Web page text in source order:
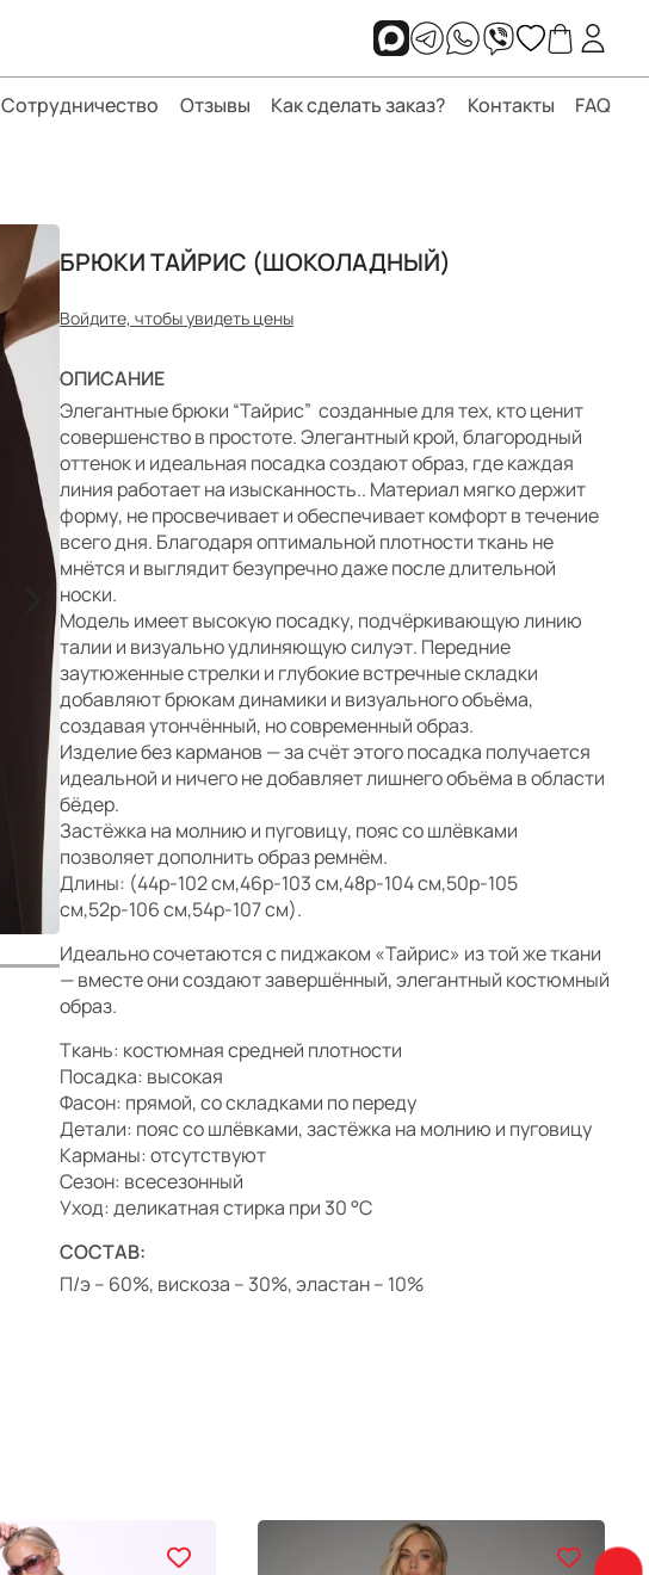
Сотрудничество Отзывы Как сделать заказ? Контакты FAQ
БРЮКИ ТАЙРИС (ШОКОЛАДНЫЙ)
Войдите, чтобы увидеть цены
ОПИСАНИЕ
Элегантные брюки “Тайрис” созданные для тех, кто ценит
совершенство в простоте. Элегантный крой, благородный
оттенок и идеальная посадка создают образ, где каждая
линия работает на изысканность.. Материал мягко держит
форму, не просвечивает и обеспечивает комфорт в течение
всего дня. Благодаря оптимальной плотности ткань не
мнётся и выглядит безупречно даже после длительной
носки.
Модель имеет высокую посадку, подчёркивающую линию
талии и визуально удлиняющую силуэт. Передние
заутюженные стрелки и глубокие встречные складки
добавляют брюкам динамики и визуального объёма,
создавая утончённый, но современный образ.
Изделие без карманов — за счёт этого посадка получается
идеальной и ничего не добавляет лишнего объёма в области
бёдер.
Застёжка на молнию и пуговицу, пояс со шлёвками
позволяет дополнить образ ремнём.
Длины: (44р-102 см,46р-103 см,48р-104 см,50р-105
см,52р-106 см,54р-107 см).
Идеально сочетаются с пиджаком «Тайрис» из той же ткани
— вместе они создают завершённый, элегантный костюмный
образ.
Ткань: костюмная средней плотности
Посадка: высокая
Фасон: прямой, со складками по переду
Детали: пояс со шлёвками, застёжка на молнию и пуговицу
Карманы: отсутствуют
Сезон: всесезонный
Уход: деликатная стирка при 30 °C
СОСТАВ:
П/э – 60%, вискоза – 30%, эластан – 10%